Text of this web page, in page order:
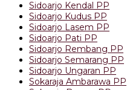
Sidoarjo Kendal PP
Sidoarjo Kudus PP
Sidoarjo Lasem PP
Sidoarjo Pati PP
Sidoarjo Rembang PP
Sidoarjo Semarang PP
Sidoarjo Ungaran PP
Sokaraja Ambarawa PP